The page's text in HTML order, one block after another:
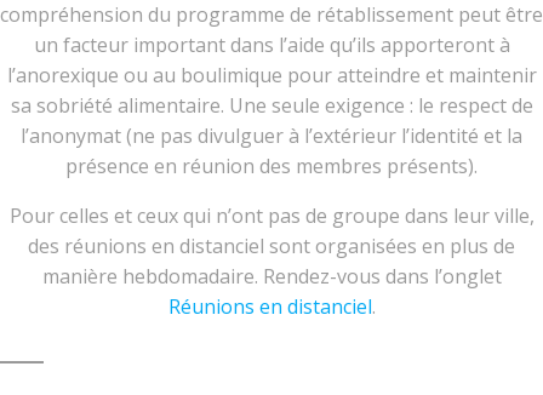
compréhension du programme de rétablissement peut être
un facteur important dans l’aide qu’ils apporteront à
l’anorexique ou au boulimique pour atteindre et maintenir
sa sobriété alimentaire. Une seule exigence : le respect de
l’anonymat (ne pas divulguer à l’extérieur l’identité et la
présence en réunion des membres présents).
Pour celles et ceux qui n’ont pas de groupe dans leur ville,
des réunions en distanciel sont organisées en plus de
manière hebdomadaire. Rendez-vous dans l’onglet
Réunions en distanciel.